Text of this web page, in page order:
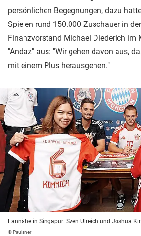
persönlichen Begegnungen, dazu
Spielen rund 150.000 Zuschauer in
Finanzvorstand Michael Diederich im
"Andaz" aus: "Wir gehen davon aus,
mit einem Plus herausgehen."
Fannähe in Singapur: Sven Ulreich und Joshua
© Paulaner